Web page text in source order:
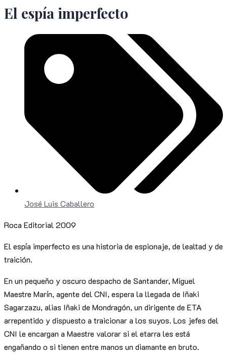
El espía imperfecto
José Luis Caballero
Roca Editorial 2009
El espía imperfecto es una historia de espionaje, de lealtad y de
traición.
En un pequeño y oscuro despacho de Santander, Miguel
Maestre Marín, agente del CNI, espera la llegada de Iñaki
Sagarzazu, alias Iñaki de Mondragón, un dirigente de ETA
arrepentido y dispuesto a traicionar a los suyos. Los jefes del
CNI le encargan a Maestre valorar si el etarra les está
engañando o si tienen entre manos un diamante en bruto.